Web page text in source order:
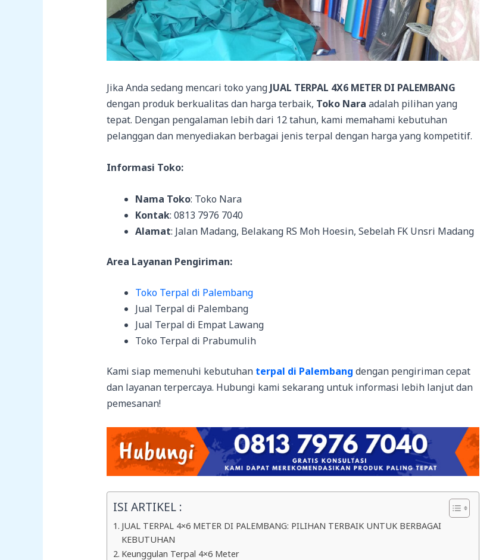
Jika Anda sedang mencari toko yangJUAL TERPAL 4X6 METER DI PALEMBANG
dengan produk berkualitas dan harga terbaik, Toko Nara adalah pilihan yang
tepat. Dengan pengalaman lebih dari 12 tahun, kami memahami kebutuhan
pelanggan dan menyediakan berbagai jenis terpal dengan harga yang kompetitif.
Informasi Toko:
Nama Toko: Toko Nara
Kontak: 0813 7976 7040
Alamat: Jalan Madang, Belakang RS Moh Hoesin, Sebelah FK Unsri Madang
Area Layanan Pengiriman:
Toko Terpal di Palembang
Jual Terpal di Palembang
Jual Terpal di Empat Lawang
Toko Terpal di Prabumulih
Kami siap memenuhi kebutuhan terpal di Palembang dengan pengiriman cepat
dan layanan terpercaya. Hubungi kami sekarang untuk informasi lebih lanjut dan
pemesanan!
ISI ARTIKEL :
JUAL TERPAL 4×6 METER DI PALEMBANG: PILIHAN TERBAIK UNTUK BERBAGAI
KEBUTUHAN
Keunggulan Terpal 4×6 Meter